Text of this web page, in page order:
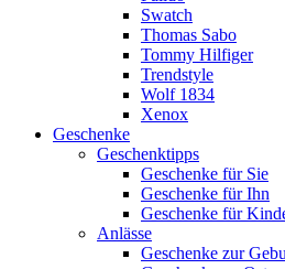
Swatch
Thomas Sabo
Tommy Hilfiger
Trendstyle
Wolf 1834
Xenox
Geschenke
Geschenktipps
Geschenke für Sie
Geschenke für Ihn
Geschenke für
Anlässe
Geschenke zur